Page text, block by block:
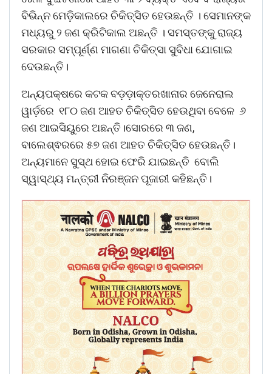
ବିଭିନ୍ନ ମେଡ଼ିକାଲରେ ଚିକିତ୍ସିତ ହେଉଛନ୍ତି । ସେମାନଙ୍କ
ମଧ୍ୟରୁ ୨ ଜଣ କ୍ରିଟିକାଲ ଅଛନ୍ତି । ସମସ୍ତଙ୍କୁ ରାଜ୍ୟ
ସରକାର ସମ୍ପୂର୍ଣ୍ଣ ମାଗଣା ଚିକିତ୍ସା ସୁବିଧା ଯୋଗାଇ
ଦେଉଛନ୍ତି।
ଅନ୍ୟପକ୍ଷରେ କଟକ ବଡ଼ଡ଼ାକ୍ତରଖାନାର ଜେନେରାଲ
ୱାର୍ଡ଼ରେ ୧୮୦ ଜଣ ଆହତ ଚିକିତ୍ସିତ ହେଉଥିବା ବେଳେ ୬
ଜଣ ଆଇସିୟୁରେ ଅଛନ୍ତି।ସୋରରେ ୩ ଜଣ,
ବାଲେଶ୍ଵରରେ ୫୭ ଜଣ ଆହତ ଚିକିତ୍ସିତ ହେଉଛନ୍ତି।
ଅନ୍ୟମାନେ ସୁସ୍ଥ ହୋଇ ଫେରି ଯାଇଛନ୍ତି ବୋଲି
ସ୍ୱାସ୍ଥ୍ୟ ମନ୍ତ୍ରୀ ନିରଞ୍ଜନ ପୂଜାରୀ କହିଛନ୍ତି।